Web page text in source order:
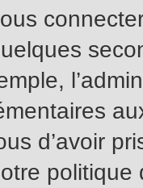
d’avoir